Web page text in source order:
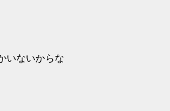
いないからな